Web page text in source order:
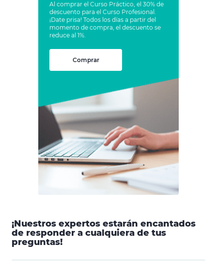
Al comprar el Curso Práctico, el 30% de
descuento para el Curso Profesional.
¡Date prisa! Todos los días a partir del
momento de compra, el descuento se
reduce al 1%.
Comprar
¡Nuestros expertos estarán encantados
de responder a cualquiera de tus
preguntas!